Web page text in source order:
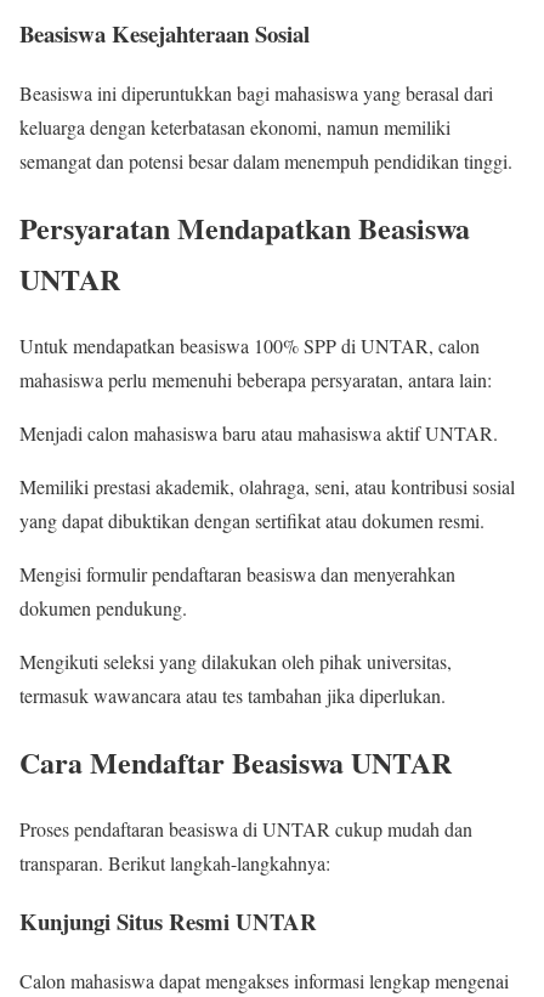
Beasiswa Kesejahteraan Sosial
Beasiswa ini diperuntukkan bagi mahasiswa yang berasal dari
keluarga dengan keterbatasan ekonomi, namun memiliki
semangat dan potensi besar dalam menempuh pendidikan tinggi.
Persyaratan Mendapatkan Beasiswa
UNTAR
Untuk mendapatkan beasiswa 100% SPP di UNTAR, calon
mahasiswa perlu memenuhi beberapa persyaratan, antara lain:
Menjadi calon mahasiswa baru atau mahasiswa aktif UNTAR.
Memiliki prestasi akademik, olahraga, seni, atau kontribusi sosial
yang dapat dibuktikan dengan sertifikat atau dokumen resmi.
Mengisi formulir pendaftaran beasiswa dan menyerahkan
dokumen pendukung.
Mengikuti seleksi yang dilakukan oleh pihak universitas,
termasuk wawancara atau tes tambahan jika diperlukan.
Cara Mendaftar Beasiswa UNTAR
Proses pendaftaran beasiswa di UNTAR cukup mudah dan
transparan. Berikut langkah-langkahnya:
Kunjungi Situs Resmi UNTAR
Calon mahasiswa dapat mengakses informasi lengkap mengenai